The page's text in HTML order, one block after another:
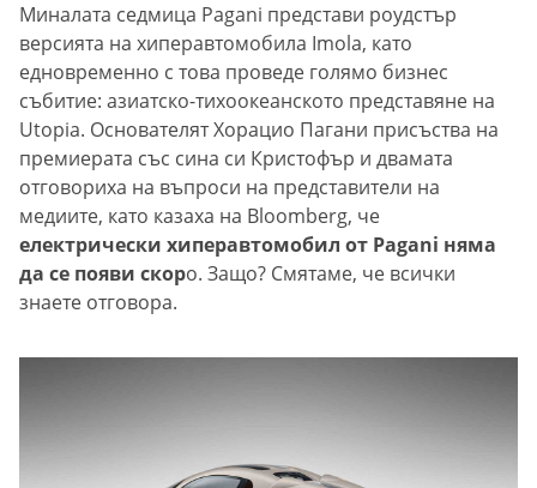
Миналата седмица Pagani представи роудстър
версията на хиперавтомобила Imola, като
едновременно с това проведе голямо бизнес
събитие: азиатско-тихоокеанското представяне на
Utopia. Основателят Хорацио Пагани присъства на
премиерата със сина си Кристофър и двамата
отговориха на въпроси на представители на
медиите, като казаха на Bloomberg, че
електрически хиперавтомобил от Pagani няма
да се появи скоро. Защо? Смятаме, че всички
знаете отговора.